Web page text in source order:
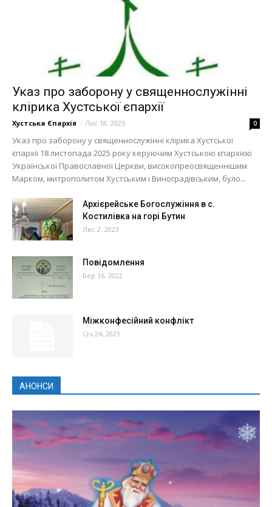
Указ про заборону у священнослужінні
клірика Хустської єпархії
Хустська Єпархія - Лис 18, 2025 0
Указ про заборону у священнослужінні клірика Хустської
єпархії 18 листопада 2025 року керуючим Хустською єпархією
Української Православної Церкви, високопреосвященнішим
Марком, митрополитом Хустським і Виноградівським, було...
Архієрейське Богослужіння в с.
Костилівка на горі Бутин
Лис 2, 2023
Повідомлення
Бер 16, 2022
Міжконфесійний конфлікт
Січ 24, 2021
АНОНСИ